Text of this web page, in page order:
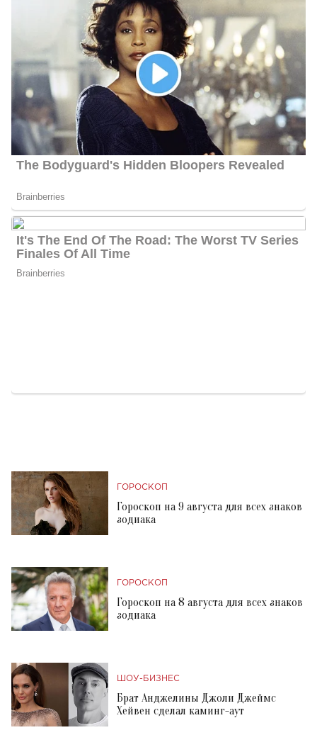
ГОРОСКОП
Гороскоп на 9 августа для всех знаков
зодиака
ГОРОСКОП
Гороскоп на 8 августа для всех знаков
зодиака
ШОУ-БИЗНЕС
Брат Анджелины Джоли Джеймс
Хейвен сделал каминг-аут